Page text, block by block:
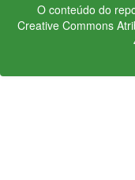
O conteúdo do
Creative Commons